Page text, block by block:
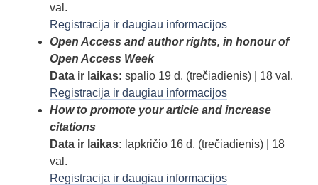
val.
Registracija ir daugiau informacijos
Open Access and author rights, in honour of
Open Access Week
Data ir laikas: spalio 19 d. (trečiadienis) | 18 val.
Registracija ir daugiau informacijos
How to promote your article and increase
citations
Data ir laikas: lapkričio 16 d. (trečiadienis) | 18
val.
Registracija ir daugiau informacijos